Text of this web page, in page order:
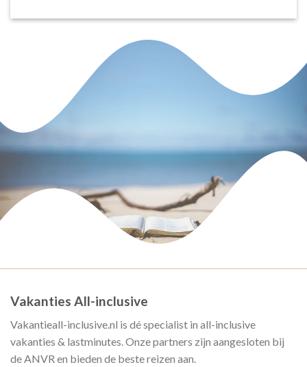
Vakanties All-inclusive
Vakantieall-inclusive.nl is dé specialist in all-inclusive
vakanties & lastminutes. Onze partners zijn aangesloten bij
de ANVR en bieden de beste reizen aan.